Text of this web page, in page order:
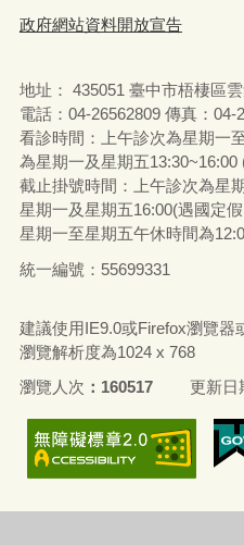
政府網站資料開放宣告
地址： 435051 臺中市梧棲區
電話：04-26562809 傳真：04-
看診時間：上午診次為星期一
為星期一及星期五13:30~16:00
截止掛號時間：上午診次為星
星期一及星期五16:00(遇國定
星期一至星期五午休時間為
統一編號：55699331
建議使用IE9.0或Firefox瀏覽器
瀏覽解析度為1024 x 768
瀏覽人次
160517 更新日